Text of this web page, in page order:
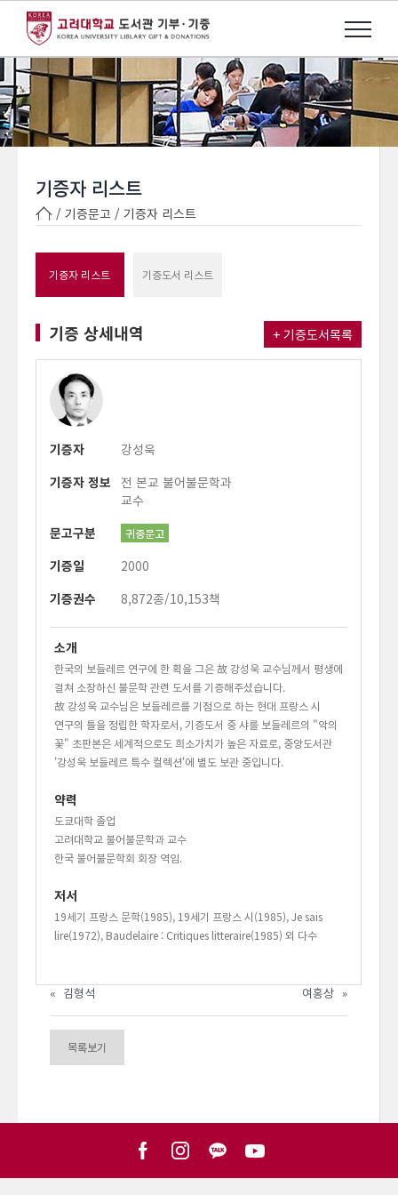
기증자 리스트
/ 기증문고 / 기증자 리스트
기증자 리스트 기증도서 리스트
기증 상세내역 + 기증도서목록
기증자
강성욱
기증자 정보
전 본교 불어불문학과
교수
문고구분
귀중문고
기증일
2000
기증권수
8,872종/10,153책
소개
한국의 보들레르 연구에 한 획을 그은 故 강성욱 교수님께서 평생에
걸쳐 소장하신 불문학 관련 도서를 기증해주셨습니다.
故 강성욱 교수님은 보들레르를 기점으로 하는 현대 프랑스 시
연구의 틀을 정립한 학자로서, 기증도서 중 샤를 보들레르의 "악의
꽃" 초판본은 세계적으로도 희소가치가 높은 자료로, 중앙도서관
'강성욱 보들레르 특수 컬렉션'에 별도 보관 중입니다.
약력
도쿄대학 졸업
고려대학교 불어불문학과 교수
한국 불어불문학회 회장 역임.
저서
19세기 프랑스 문학(1985), 19세기 프랑스 시(1985), Je sais
lire(1972), Baudelaire : Critiques litteraire(1985) 외 다수
« 김형석 여홍상 »
목록보기